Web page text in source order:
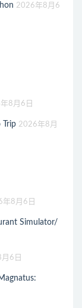
2026年8月6
8月6日
Trip 2026年8月
年8月6日
Simulator/
6日